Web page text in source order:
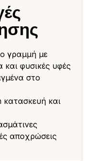
γραμμή με
και φυσικές υφές
στο
και
αποχρώσεις